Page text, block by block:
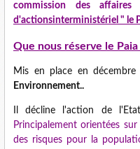
commission des
d'actionsinterministériel " le
Que nous réserve le Paia
Mis en place en décembre
Environnement..
Il décline l'action de
Principalement orientées
des risques pour la